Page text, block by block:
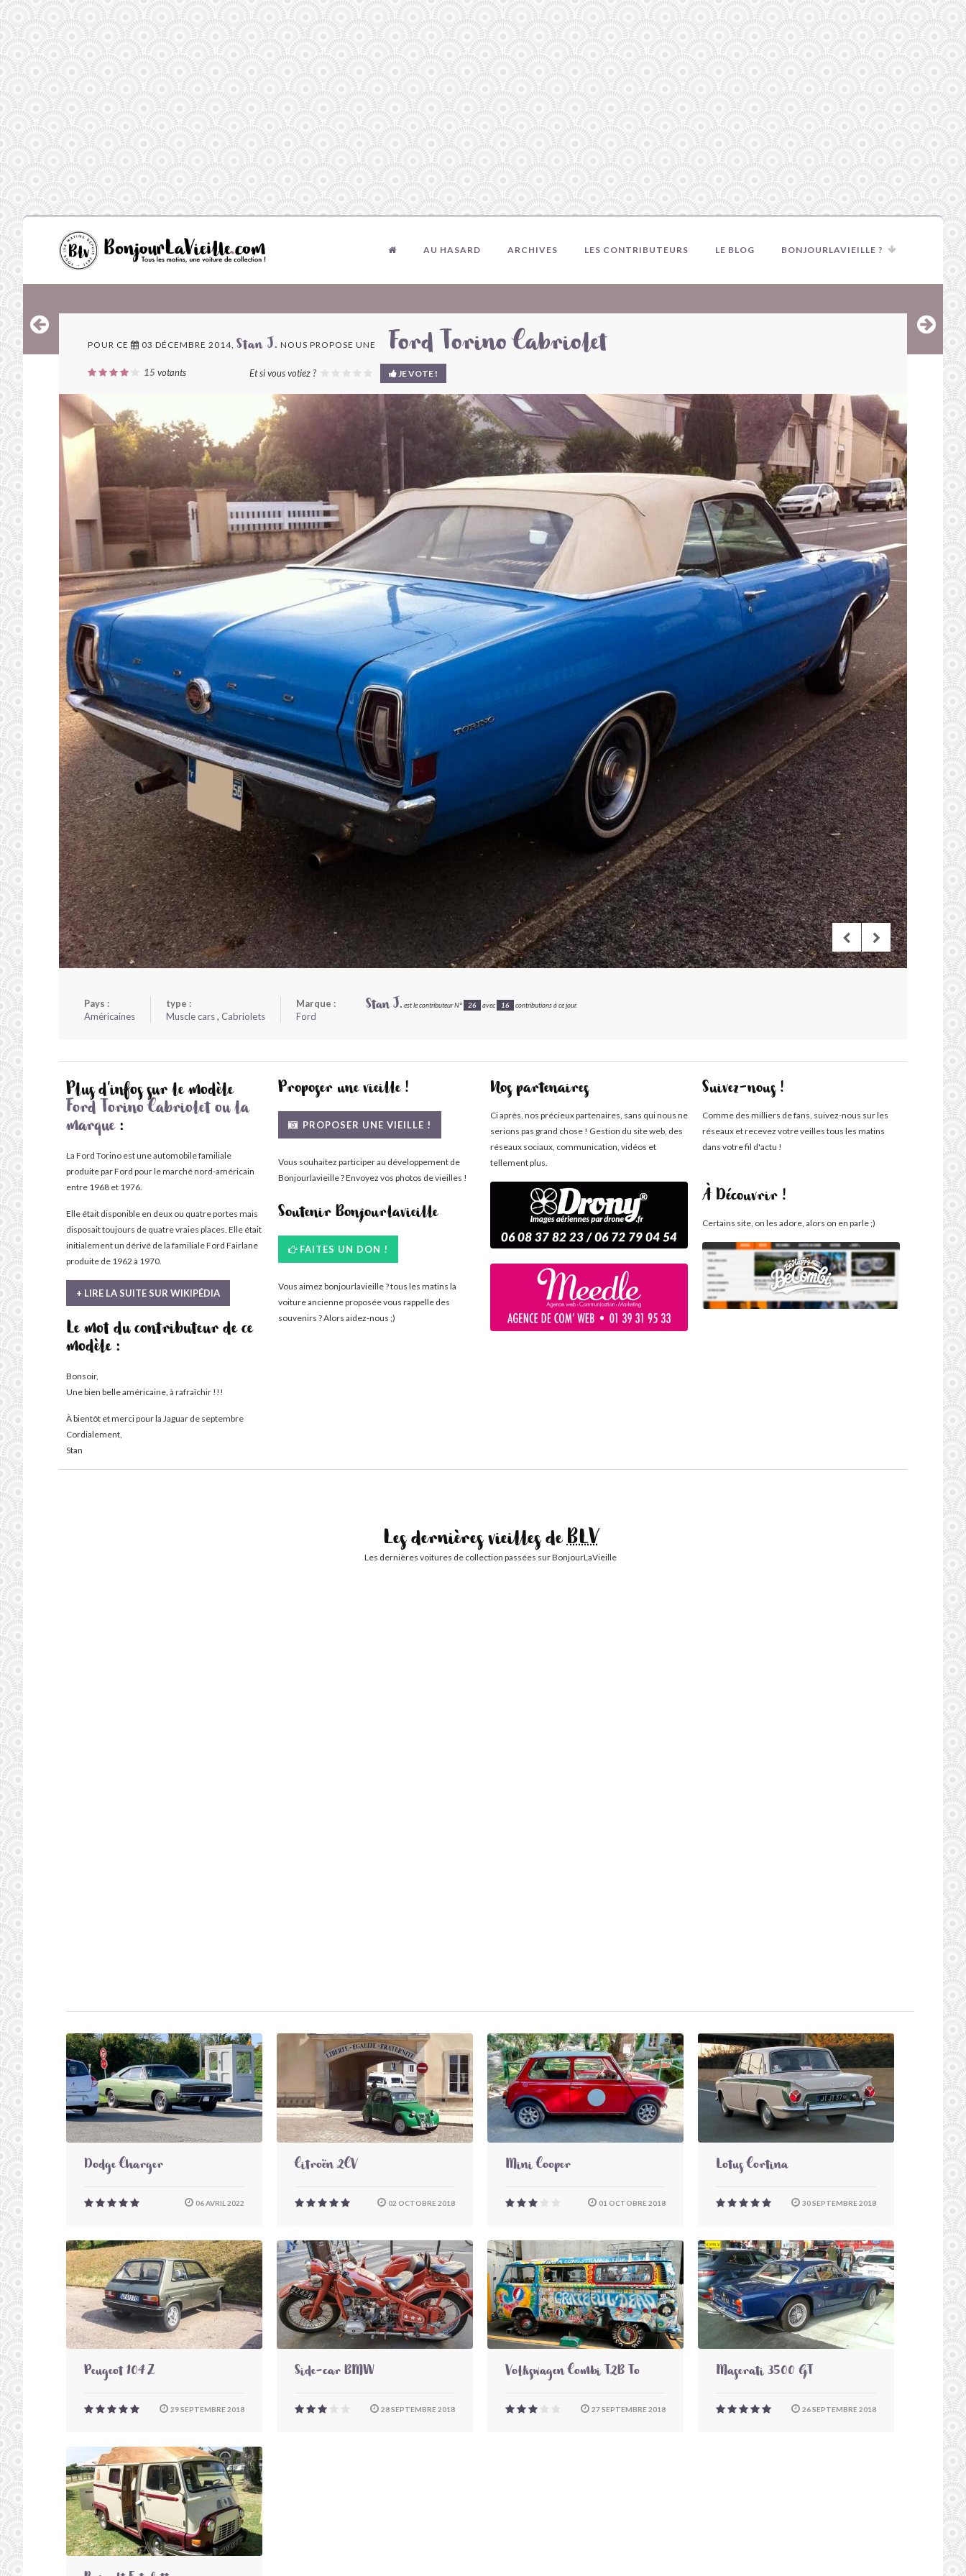
AU HASARD ARCHIVES LES CONTRIBUTEURS LE BLOG BONJOURLAVIEILLE ?
POUR CE 03 DÉCEMBRE 2014, Stan J. NOUS PROPOSE UNE Ford Torino Cabriolet
15 votants Et si vous votiez ? JE VOTE !
Pays :
Américaines
type :
Muscle cars, Cabriolets
Marque :
Ford
Stan J. est le contributeur N° 26 avec 16 contributions à ce jour.
Plus d'infos sur le modèle
Ford Torino Cabriolet ou la
marque:
La Ford Torino est une automobile familiale
produite par Ford pour le marché nord-américain
entre 1968 et 1976.
Elle était disponible en deux ou quatre portes mais
disposait toujours de quatre vraies places. Elle était
initialement un dérivé de la familiale Ford Fairlane
produite de 1962 à 1970.
+ LIRE LA SUITE SUR WIKIPÉDIA
Le mot du contributeur de ce
modèle :
Bonsoir,
Une bien belle américaine, à rafraîchir !!!
À bientôt et merci pour la Jaguar de septembre
Cordialement,
Stan
Proposer une vieille !
PROPOSER UNE VIEILLE !
Vous souhaitez participer au développement de
Bonjourlavieille ? Envoyez vos photos de vieilles !
Soutenir Bonjourlavieille
FAITES UN DON !
Vous aimez bonjourlavieille ? tous les matins la
voiture ancienne proposée vous rappelle des
souvenirs ? Alors aidez-nous ;)
Nos partenaires
Ci après, nos précieux partenaires, sans qui nous ne
serions pas grand chose ! Gestion du site web, des
réseaux sociaux, communication, vidéos et
tellement plus.
Suivez-nous !
Comme des milliers de fans, suivez-nous sur les
réseaux et recevez votre veilles tous les matins
dans votre fil d'actu !
À Découvrir !
Certains site, on les adore, alors on en parle ;)
Les dernières vieilles deBLV
Les dernières voitures de collection passées sur BonjourLaVieille
Dodge Charger
06 AVRIL 2022
Citroën 2CV
02 OCTOBRE 2018
Mini Cooper
01 OCTOBRE 2018
Lotus Cortina
30 SEPTEMBRE 2018
Peugeot 104 Z
29 SEPTEMBRE 2018
Side-car BMW
28 SEPTEMBRE 2018
Volkswagen Combi T2B To
27 SEPTEMBRE 2018
Maserati 3500 GT
26 SEPTEMBRE 2018